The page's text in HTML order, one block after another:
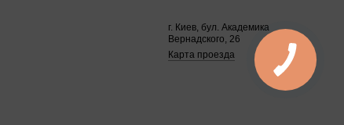
г. Киев, бул. Академика
Вернадского, 26
Карта проезда